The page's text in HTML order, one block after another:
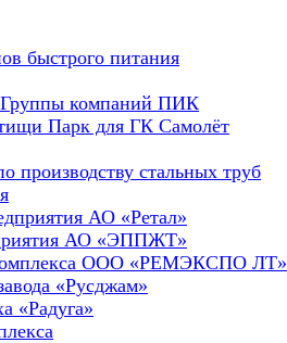
быстрого питания
Группы компаний ПИК
Парк для ГК Самолёт
производству стальных труб
АО «Ретал»
АО «ЭППЖТ»
комплекса ООО «РЕМЭКСПО ЛТ»
«Русджам»
«Радуга»